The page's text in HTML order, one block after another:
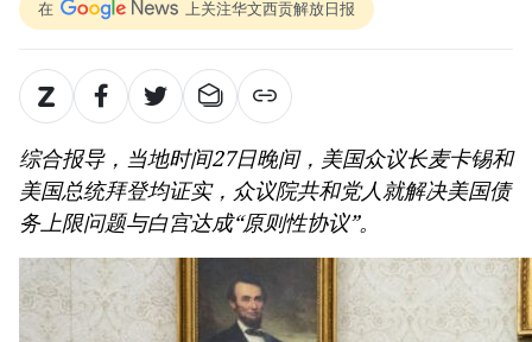
在 上关注华文西贡解放日报
综合报导，当地时间27日晚间，美国众议长麦卡锡和
美国总统拜登均证实，众议院共和党人就解决美国债
务上限问题与白宫达成“原则性协议”。